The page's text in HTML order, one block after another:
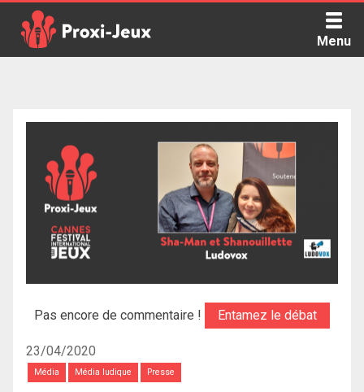
content
Menu
Pas encore de commentaire ! Entamez le débat
23/04/2020
Média Média ludique Presse